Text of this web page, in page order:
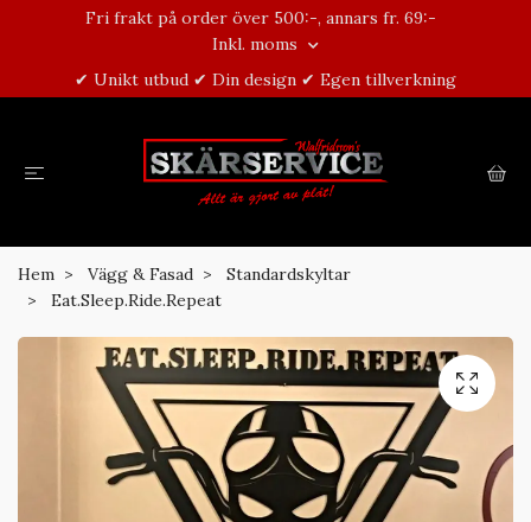
Fri frakt på order över 500:-, annars fr. 69:-
Inkl. moms
✔ Unikt utbud ✔ Din design ✔ Egen tillverkning
Hem Vägg & Fasad
Standardskyltar
Eat.Sleep.Ride.Repeat